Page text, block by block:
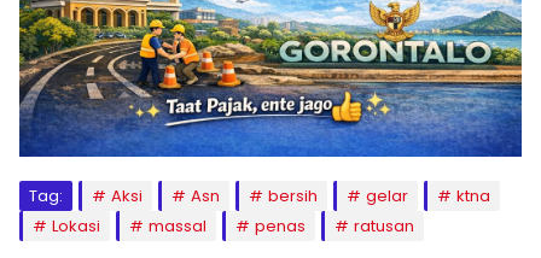
Tag: Aksi Asn bersih gelar
ktna
Lokasi
massal penas ratusan